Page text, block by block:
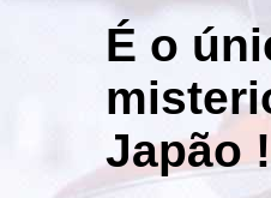
É o
Japão !